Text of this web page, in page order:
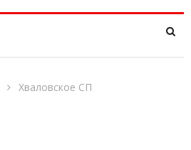
Хваловское СП